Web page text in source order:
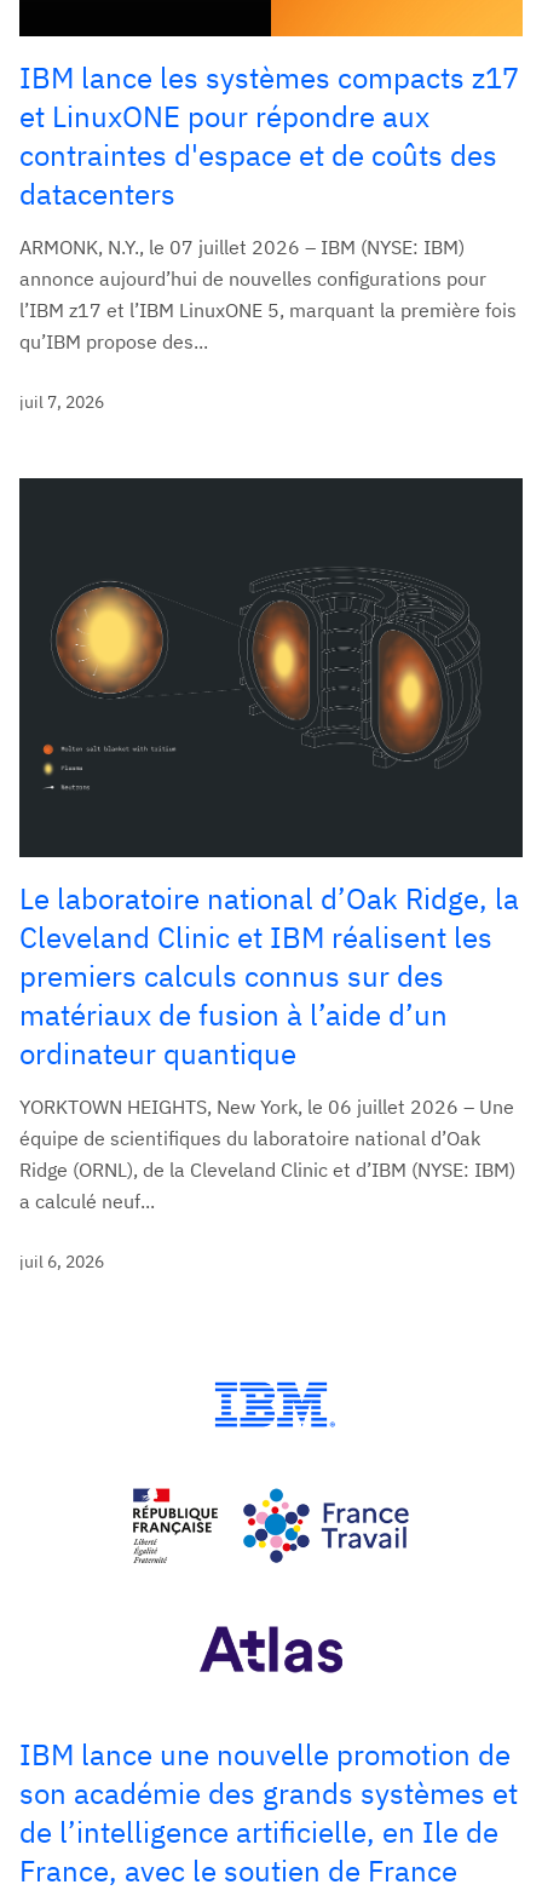
IBM lance les systèmes compacts z17
et LinuxONE pour répondre aux
contraintes d'espace et de coûts des
datacenters
ARMONK, N.Y., le 07 juillet 2026 – IBM (NYSE: IBM)
annonce aujourd’hui de nouvelles configurations pour
l’IBM z17 et l’IBM LinuxONE 5, marquant la première fois
qu’IBM propose des...
juil 7, 2026
Le laboratoire national d’Oak Ridge, la
Cleveland Clinic et IBM réalisent les
premiers calculs connus sur des
matériaux de fusion à l’aide d’un
ordinateur quantique
YORKTOWN HEIGHTS, New York, le 06 juillet 2026 – Une
équipe de scientifiques du laboratoire national d’Oak
Ridge (ORNL), de la Cleveland Clinic et d’IBM (NYSE: IBM)
a calculé neuf...
juil 6, 2026
IBM lance une nouvelle promotion de
son académie des grands systèmes et
de l’intelligence artificielle, en Ile de
France, avec le soutien de France